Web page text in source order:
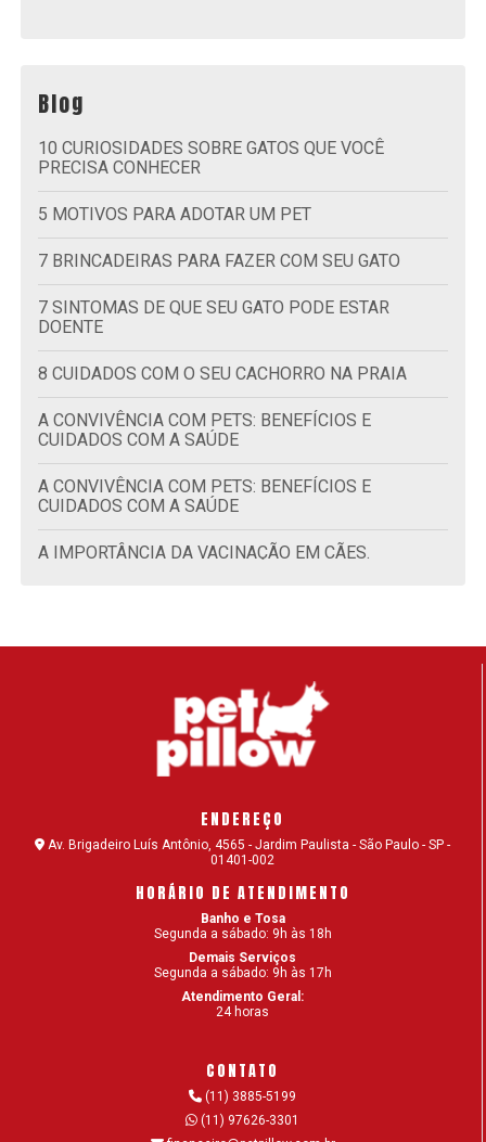
Blog
10 CURIOSIDADES SOBRE GATOS QUE VOCÊ
PRECISA CONHECER
5 MOTIVOS PARA ADOTAR UM PET
7 BRINCADEIRAS PARA FAZER COM SEU GATO
7 SINTOMAS DE QUE SEU GATO PODE ESTAR
DOENTE
8 CUIDADOS COM O SEU CACHORRO NA PRAIA
A CONVIVÊNCIA COM PETS: BENEFÍCIOS E
CUIDADOS COM A SAÚDE
A CONVIVÊNCIA COM PETS: BENEFÍCIOS E
CUIDADOS COM A SAÚDE
A IMPORTÂNCIA DA VACINAÇÃO EM CÃES.
ACUPUNTURA PARA CÃES: CONHEÇA O
RECEBER O NOVO MORADOR
ADESTRAMENTO DE CÃES: COMANDOS SIMPLES
PARA O SEU CACHORRO
ALIMENTAÇÃO NATURAL PARA CÃES OU RAÇÃO?
AMERICAN BULLY: SAIBA TUDO SOBRE A RAÇA
ENDEREÇO
Av. Brigadeiro Luís Antônio, 4565 - Jardim Paulista - São Paulo - SP -
01401-002
HORÁRIO DE ATENDIMENTO
Banho e Tosa
Segunda a sábado: 9h às 18h
Demais Serviços
Segunda a sábado: 9h às 17h
Atendimento Geral:
24 horas
CONTATO
(11) 3885-5199
(11) 97626-3301